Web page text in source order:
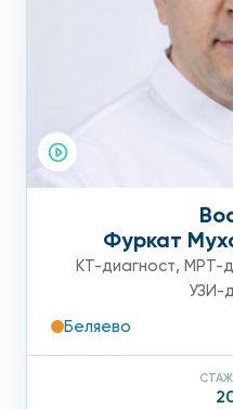
Фуркат
КТ-диагност, МРТ-
УЗИ-
Беляево